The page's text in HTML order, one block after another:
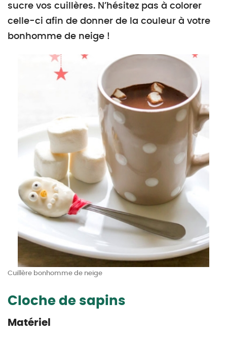
Cuillère bonhomme de neige
sucre vos cuillères. N’hésitez pas à colorer
celle-ci afin de donner de la couleur à votre
bonhomme de neige !
Cloche de sapins
Matériel